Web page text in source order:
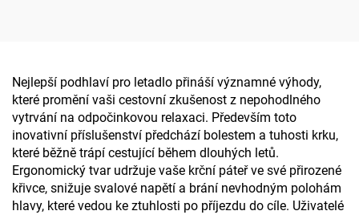
Nejlepší podhlaví pro letadlo přináší významné výhody,
které promění vaši cestovní zkušenost z nepohodlného
vytrvání na odpočinkovou relaxaci. Především toto
inovativní příslušenství předchází bolestem a tuhosti krku,
které běžně trápí cestující během dlouhých letů.
Ergonomický tvar udržuje vaše krční páteř ve své přirozené
křivce, snižuje svalové napětí a brání nevhodným polohám
hlavy, které vedou ke ztuhlosti po příjezdu do cíle. Uživatelé